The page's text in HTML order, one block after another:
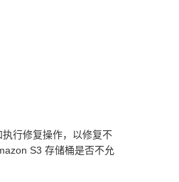
行修复操作，以修复不
S3 存储桶是否不允